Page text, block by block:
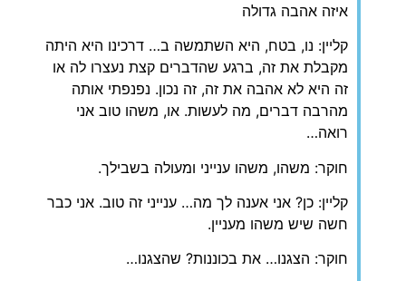
איזה אהבה גדולה
קליין: נו, בטח, היא השתמשה ב… דרכינו היא היתה
מקבלת את זה, ברגע שהדברים קצת נעצרו לה או
זה היא לא אהבה את זה, זה נכון. נפנפתי אותה
מהרבה דברים, מה לעשות. או, משהו טוב אני
רואה…
חוקר: משהו, משהו ענייני ומעולה בשבילך.
קליין: כן? אני אענה לך מה… ענייני זה טוב. אני כבר
חשה שיש משהו מעניין.
חוקר: הצגנו… את בכוננות? שהצגנו…